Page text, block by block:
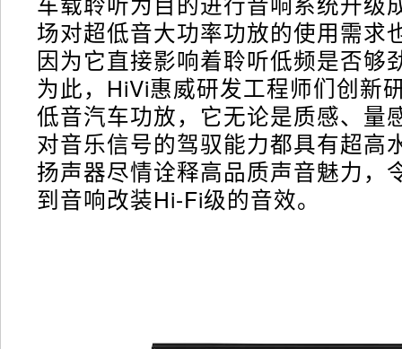
场对超低音大功率功放的使用需求
因为它直接影响着聆听低频是否够
为此，HiVi惠威研发工程师们创新
低音汽车功放，它无论是质感、量
对音乐信号的驾驭能力都具有超高
扬声器尽情诠释高品质声音魅力，
到音响改装Hi-Fi级的音效。